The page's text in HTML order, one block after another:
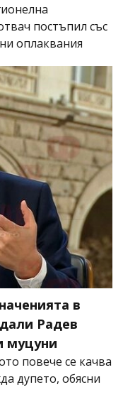
постъпил със
оплаквания
в
Радев
муцуни
повече се качва
дупето, обясни